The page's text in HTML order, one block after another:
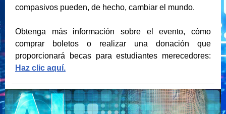
compasivos pueden, de hecho, cambiar el mundo.
Obtenga más información sobre el evento, cómo
comprar boletos o realizar una donación que
proporcionará becas para estudiantes merecedores:
Haz clic aquí.